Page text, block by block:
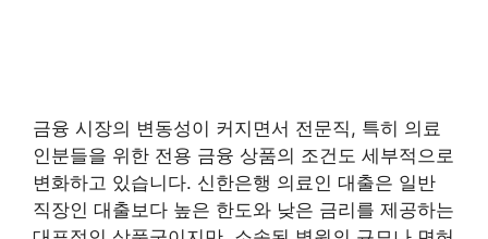
금융 시장의 변동성이 커지면서 전문직, 특히 의료
인분들을 위한 전용 금융 상품의 조건도 세부적으로
변화하고 있습니다. 신한은행 의료인 대출은 일반
직장인 대출보다 높은 한도와 낮은 금리를 제공하는